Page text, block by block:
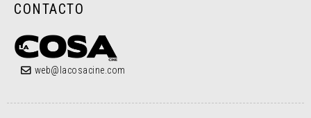
CONTACTO
web@lacosacine.com